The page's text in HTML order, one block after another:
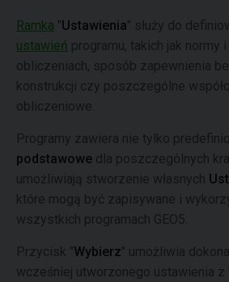
Ramka "Ustawienia" służy do
ustawień programu, takich jak
obliczeniach, sposób zapewnienia
konstrukcji czy poszczególne
obliczeniowe.
Programy zawiera nie tylko
podstawowe dla poszczególnych
umożliwiają stworzenie własnych
które mogą być zapisywane i
wszystkich programach GEO5.
Przycisk "Wybierz" umożliwia
wcześniej utworzonego ustawienia z